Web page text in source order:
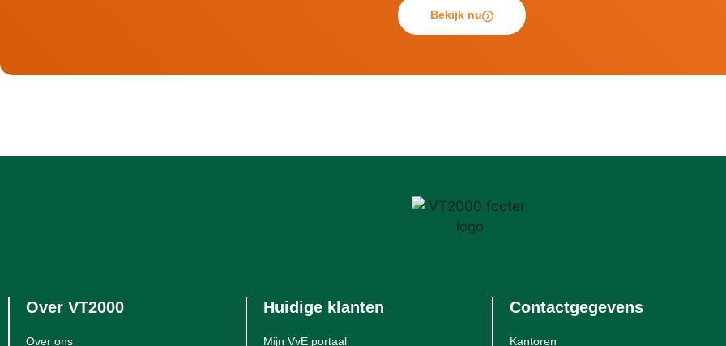
Bekijk nu
Over VT2000
Over ons
Huidige klanten
Mijn VvE portaal
Contactgegevens
Kantoren